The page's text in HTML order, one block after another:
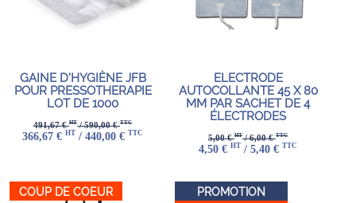
GAINE D'HYGIÈNE JFB
POUR PRESSOTHERAPIE
LOT DE 1000
491,67 €HT/ 590,00 €TTC
366,67 € HT / 440,00 € TTC
ELECTRODE
AUTOCOLLANTE 45 X 80
MM PAR SACHET DE 4
ÉLECTRODES
5,00 €HT/ 6,00 €TTC
4,50 € HT / 5,40 € TTC
COUP DE COEUR
PROMOTION